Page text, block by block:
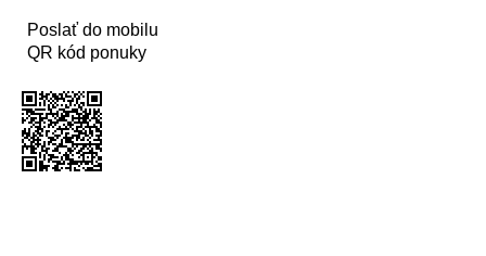
Poslať do mobilu
QR kód ponuky